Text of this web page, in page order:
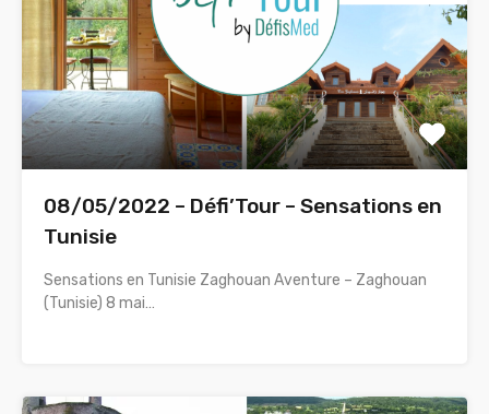
08/05/2022 – Défi’Tour – Sensations en
Tunisie
Sensations en Tunisie Zaghouan Aventure – Zaghouan
(Tunisie) 8 mai…